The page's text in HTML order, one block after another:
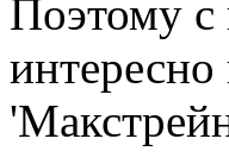
Поэтому с